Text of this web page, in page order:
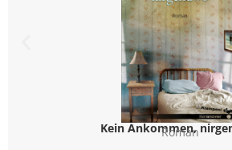
Kein Ankommen,
Roman